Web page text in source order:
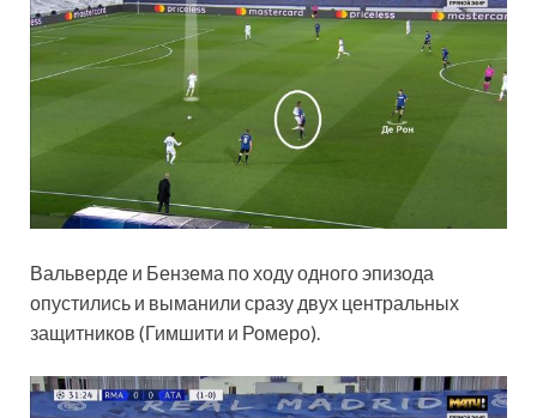
Вальверде и Бензема по ходу одного эпизода
опустились и выманили сразу двух центральных
защитников (Гимшити и Ромеро).